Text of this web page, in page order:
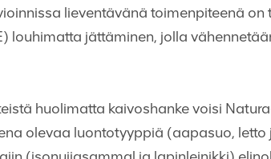
lieventävänä toimenpiteenä on
louhimatta jättäminen, jolla
huolimatta kaivoshanke voisi
olevaa luontotyyppiä (aapasuo, letto